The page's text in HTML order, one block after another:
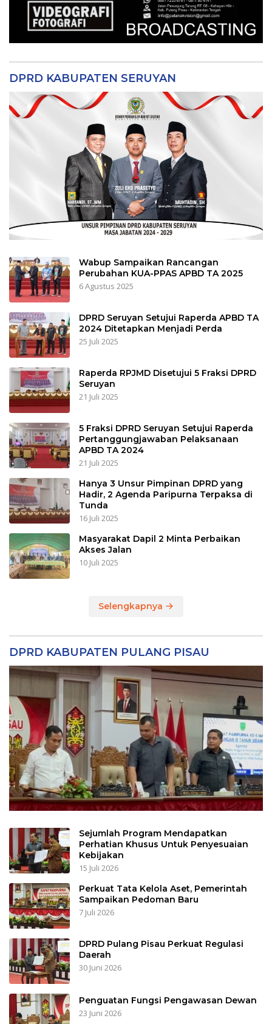
DPRD KABUPATEN SERUYAN
Wabup Sampaikan Rancangan
Perubahan KUA-PPAS APBD TA 2025
6 Agustus 2025
DPRD Seruyan Setujui Raperda APBD TA
2024 Ditetapkan Menjadi Perda
25 Juli 2025
Raperda RPJMD Disetujui 5 Fraksi DPRD
Seruyan
21 Juli 2025
5 Fraksi DPRD Seruyan Setujui Raperda
Pertanggungjawaban Pelaksanaan
APBD TA 2024
21 Juli 2025
Hanya 3 Unsur Pimpinan DPRD yang
Hadir, 2 Agenda Paripurna Terpaksa di
Tunda
16 Juli 2025
Masyarakat Dapil 2 Minta Perbaikan
Akses Jalan
10 Juli 2025
Selengkapnya
DPRD KABUPATEN PULANG PISAU
Sejumlah Program Mendapatkan
Perhatian Khusus Untuk Penyesuaian
Kebijakan
15 Juli 2026
Perkuat Tata Kelola Aset, Pemerintah
Sampaikan Pedoman Baru
7 Juli 2026
DPRD Pulang Pisau Perkuat Regulasi
Daerah
30 Juni 2026
Penguatan Fungsi Pengawasan Dewan
23 Juni 2026